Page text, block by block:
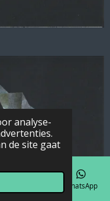
analyse-
de site gaat
WhatsApp